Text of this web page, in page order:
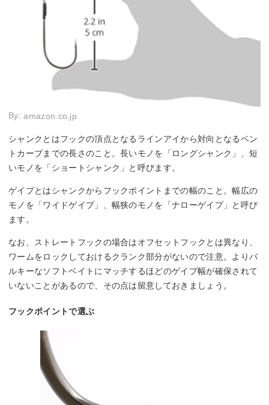
By:amazon.co.jp
シャンクとはフックの頂点となるラインアイから対向となるベン
トカーブまでの長さのこと。長いモノを「ロングシャンク」、短
いモノを「ショートシャンク」と呼びます。
ゲイプとはシャンクからフックポイントまでの幅のこと。幅広の
モノを「ワイドゲイプ」、幅狭のモノを「ナローゲイプ」と呼び
ます。
なお、ストレートフックの場合はオフセットフックとは異なり、
ワームをロックしておけるクランク部分がないので注意。よりバ
ルキーなソフトベイトにマッチするほどのゲイプ幅が確保されて
いないことがあるので、その点は留意しておきましょう。
フックポイントで選ぶ